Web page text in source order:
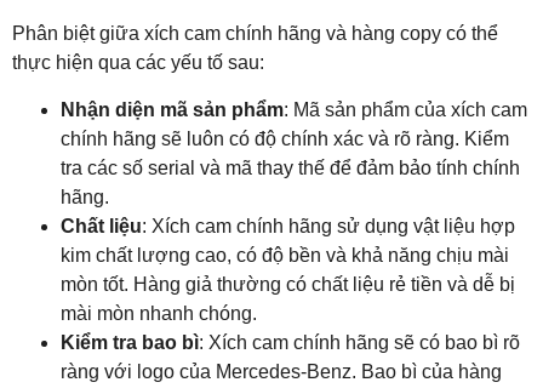
Phân biệt giữa xích cam chính hãng và hàng copy có thể
thực hiện qua các yếu tố sau:
Nhận diện mã sản phẩm: Mã sản phẩm của xích cam
chính hãng sẽ luôn có độ chính xác và rõ ràng. Kiểm
tra các số serial và mã thay thế để đảm bảo tính chính
hãng.
Chất liệu: Xích cam chính hãng sử dụng vật liệu hợp
kim chất lượng cao, có độ bền và khả năng chịu mài
mòn tốt. Hàng giả thường có chất liệu rẻ tiền và dễ bị
mài mòn nhanh chóng.
Kiểm tra bao bì: Xích cam chính hãng sẽ có bao bì rõ
ràng với logo của Mercedes-Benz. Bao bì của hàng